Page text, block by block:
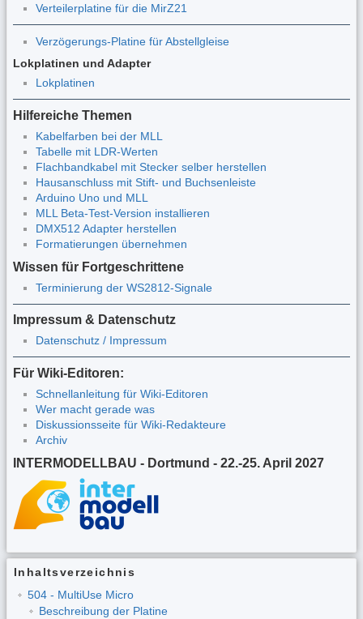
Verteilerplatine für die MirZ21
Verzögerungs-Platine für Abstellgleise
Lokplatinen und Adapter
Lokplatinen
Hilfereiche Themen
Kabelfarben bei der MLL
Tabelle mit LDR-Werten
Flachbandkabel mit Stecker selber herstellen
Hausanschluss mit Stift- und Buchsenleiste
Arduino Uno und MLL
MLL Beta-Test-Version installieren
DMX512 Adapter herstellen
Formatierungen übernehmen
Wissen für Fortgeschrittene
Terminierung der WS2812-Signale
Impressum & Datenschutz
Datenschutz / Impressum
Für Wiki-Editoren:
Schnellanleitung für Wiki-Editoren
Wer macht gerade was
Diskussionsseite für Wiki-Redakteure
Archiv
INTERMODELLBAU - Dortmund - 22.-25. April 2027
Inhaltsverzeichnis
504 - MultiUse Micro
Beschreibung der Platine